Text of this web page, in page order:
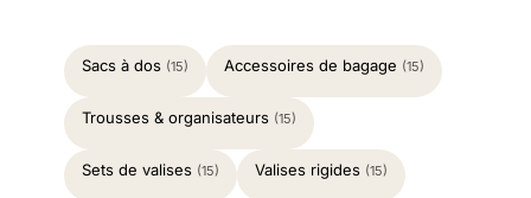
Sacs à dos (15) Accessoires de bagage (15)
Trousses & organisateurs (15)
Sets de valises (15) Valises rigides (15)